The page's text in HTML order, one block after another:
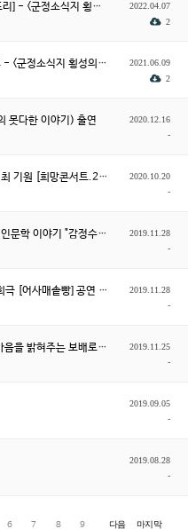
횡성만세운동의 산실 [횡성읍 영영포리] - <군정소식지 횡성의 꿈 중에서>
2022.04.07
2
호국보훈의 달 되돌아 보는 횡성전투 - <군정소식지 횡성의 꿈 중에서>
2021.06.09
2
못다한 이야기) 출연
2020.12.16
-
제16회 온라인 횡성한우축제 성공개최 기원 [희망콘서트.2] 공연 안내
2020.10.20
-
철학자 강신주교수 철학으로 말하는 인문학 이야기 "감정수업"
2019.11.28
-
생명의 빵! 안흥찐빵을 담은 창작연희극 [어사매솥빵] 공연 안내
2019.11.28
-
방송인 김병조교수 특강 "명심보감 마음을 밝혀주는 보배로운 거울" 안내
2019.11.25
-
2019.09.05
-
2019.08.28
-
6 7 8 9